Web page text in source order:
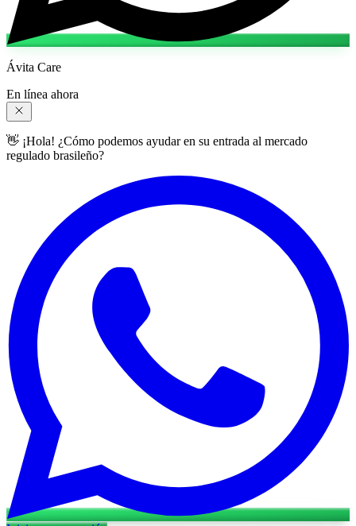
Ávita Care
En línea ahora
👋 ¡Hola! ¿Cómo podemos ayudar en su entrada al mercado
regulado brasileño?